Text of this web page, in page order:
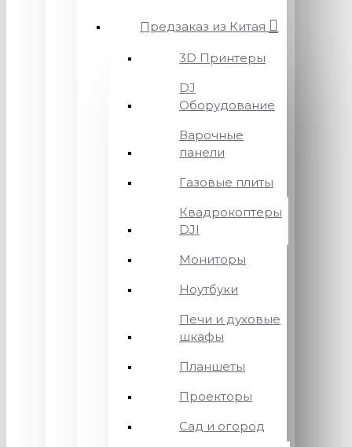
Предзаказ из Китая
3D Принтеры
DJ
Оборудование
Варочные
панели
Газовые плиты
Квадрокоптеры
DJI
Мониторы
Ноутбуки
Печи и духовые
шкафы
Планшеты
Проекторы
Сад и огород